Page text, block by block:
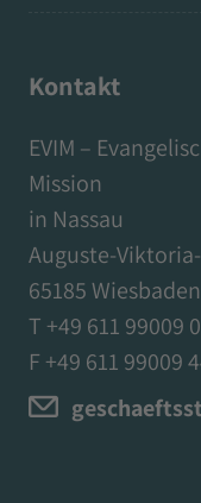
Kontakt
EVIM –
Mission
in Nassau
Auguste-
65185 Wiesbaden
T +49 611 99009 0
F +49 611 99009